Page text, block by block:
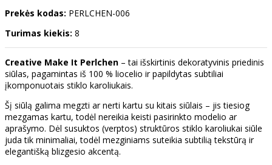
Prekės kodas: PERLCHEN-006
Turimas kiekis: 8
Creative Make It Perlchen – tai išskirtinis dekoratyvinis priedinis
siūlas, pagamintas iš 100 % liocelio ir papildytas subtiliai
įkomponuotais stiklo karoliukais.
Šį siūlą galima megzti ar nerti kartu su kitais siūlais – jis tiesiog
mezgamas kartu, todėl nereikia keisti pasirinkto modelio ar
aprašymo. Dėl susuktos (verptos) struktūros stiklo karoliukai siūle
juda tik minimaliai, todėl mezginiams suteikia subtilią tekstūrą ir
elegantišką blizgesio akcentą.